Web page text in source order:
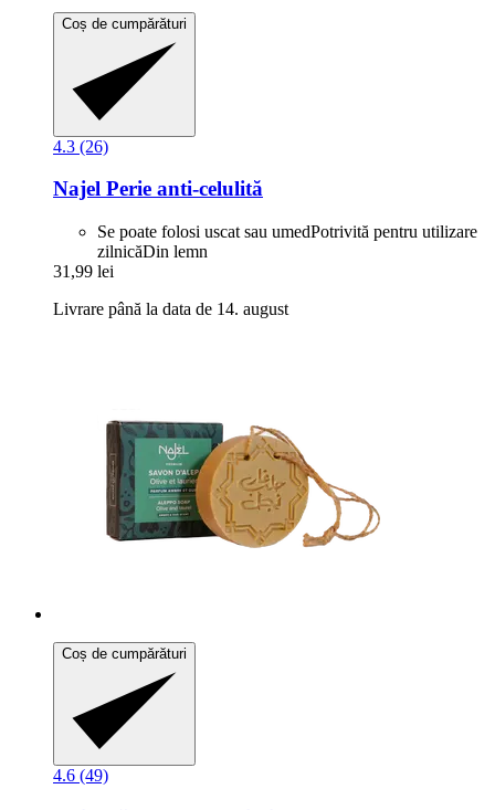
Coș de cumpărături
4.3 (26)
Najel Perie anti-​celulită
Se poate folosi uscat sau umedPotrivită pentru utilizare
zilnicăDin lemn
31,99 lei
Livrare până la data de 14. august
Coș de cumpărături
4.6 (49)